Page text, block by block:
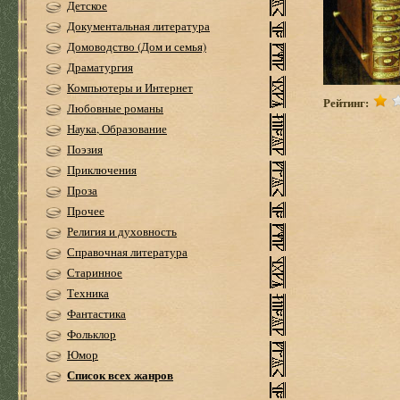
Детское
Документальная литература
Домоводство (Дом и семья)
Драматургия
Компьютеры и Интернет
Любовные романы
Наука, Образование
Поэзия
Приключения
Проза
Прочее
Религия и духовность
Справочная литература
Старинное
Техника
Фантастика
Фольклор
Юмор
Список всех жанров
Рейтинг: